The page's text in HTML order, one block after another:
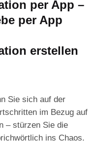
per App –
per App
erstellen
Sie sich auf der
im Bezug auf
– stürzen Sie die
ins Chaos.